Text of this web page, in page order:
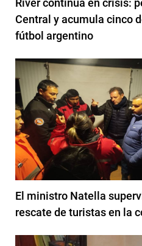
River continúa en crisis:
Central y acumula cinco
fútbol argentino
El ministro Natella
rescate de turistas en la